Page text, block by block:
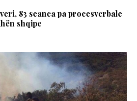
83 seanca pa procesverbale
shqipe